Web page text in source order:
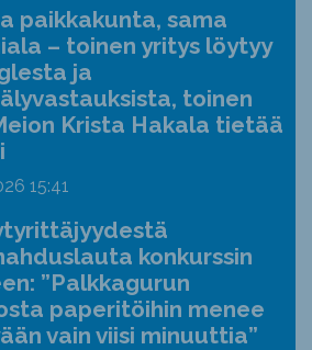
paikkakunta, sama
– toinen yritys löytyy
ja
toinen
Krista Hakala tietää
15:41
konkurssin
”Palkkagurun
paperitöihin menee
vain viisi minuuttia”